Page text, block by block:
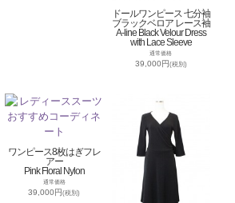
ドールワンピース 七分袖
ブラックベロア レース袖
A-line Black Velour Dress
with Lace Sleeve
通常価格
39,000円(税別)
ワンピース8枚はぎフレ
アー
Pink Floral Nylon
通常価格
39,000円(税別)